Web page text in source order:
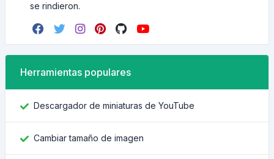
se rindieron.
Herramientas populares
Descargador de miniaturas de YouTube
Cambiar tamaño de imagen